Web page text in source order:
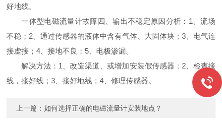
好地线。
一体型电磁流量计故障四、输出不稳定原因分析：1、流场
不稳；2、通过传感器的液体中含有气体、大固体块；3、电气连
接虚接；4、接地不良；5、电极渗漏。
解决方法：1、改造渠道、或增加安装假传感器；2、检查接
线，接好线；3、接好地线；4、修理传感器。
上一篇：如何选择正确的电磁流量计安装地点？